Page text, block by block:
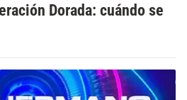
Dorada: cuándo se